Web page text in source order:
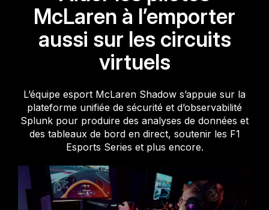
McLaren à l’emporter
aussi sur les circuits
virtuels
L’équipe esport McLaren Shadow s’appuie sur la
plateforme unifiée de sécurité et d’observabilité
Splunk pour produire des analyses de données et
des tableaux de bord en direct, soutenir les F1
Esports Series et plus encore.